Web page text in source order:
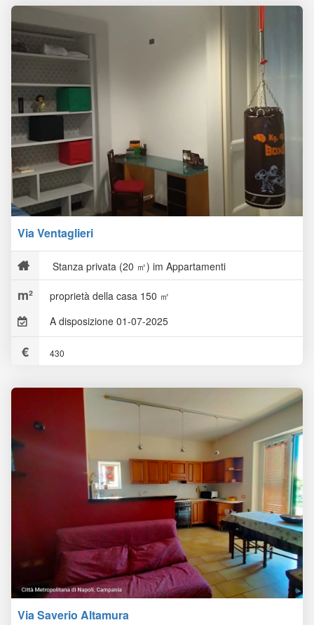
Via Ventaglieri
Stanza privata (20 ㎡) im Appartamenti
proprietà della casa 150 ㎡
A disposizione 01-07-2025
430
Via Saverio Altamura